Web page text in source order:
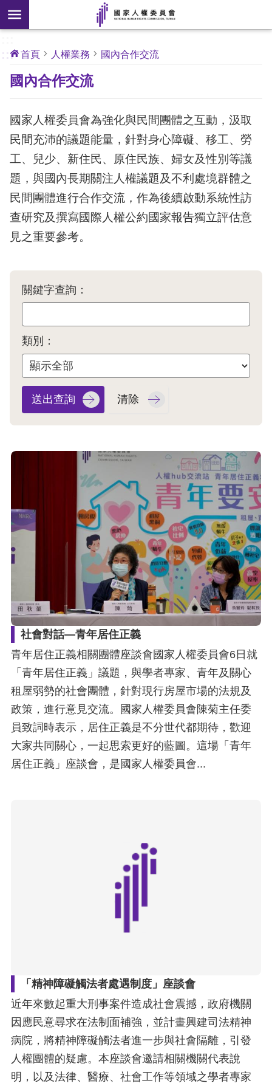
前往主要內容區塊
搜
尋
開
]
核
心
人
權
約
關
於
本
會
新
權
業
務
核
公
情
申
權
資
料
無
障
礙
快
捷
鍵
首
頁
網
站
導
覽
:::
首頁 人權業務 國內合作交流
國內合作交流
國家人權委員會為強化與民間團體之互動，汲取
民間充沛的議題能量，針對身心障礙、移工、勞
工、兒少、新住民、原住民族、婦女及性別等議
題，與國內長期關注人權議題及不利處境群體之
民間團體進行合作交流，作為後續啟動系統性訪
查研究及撰寫國際人權公約國家報告獨立評估意
見之重要參考。
關鍵字查詢：
類別：
社會對話—青年居住正義
青年居住正義相關團體座談會國家人權委員會6日就
「青年居住正義」議題，與學者專家、青年及關心
租屋弱勢的社會團體，針對現行房屋市場的法規及
政策，進行意見交流。國家人權委員會陳菊主任委
員致詞時表示，居住正義是不分世代都期待，歡迎
大家共同關心，一起思索更好的藍圖。這場「青年
居住正義」座談會，是國家人權委員會...
「精神障礙觸法者處遇制度」座談會
近年來數起重大刑事案件造成社會震撼，政府機關
因應民意尋求在法制面補強，並計畫興建司法精神
病院，將精神障礙觸法者進一步與社會隔離，引發
人權團體的疑慮。本座談會邀請相關機關代表說
明，以及法律、醫療、社會工作等領域之學者專家